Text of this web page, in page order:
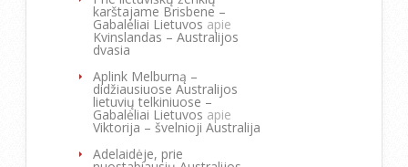
karštajame Brisbene –
Gabalėliai Lietuvos apie
Kvinslandas – Australijos
dvasia
Aplink Melburną –
didžiausiuose Australijos
lietuvių telkiniuose –
Gabalėliai Lietuvos apie
Viktorija – švelnioji Australija
Adelaidėje, prie